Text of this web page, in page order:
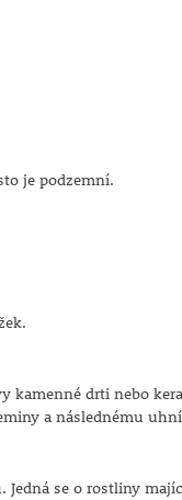
je podzemní.
drti nebo
a následnému
se o rostliny